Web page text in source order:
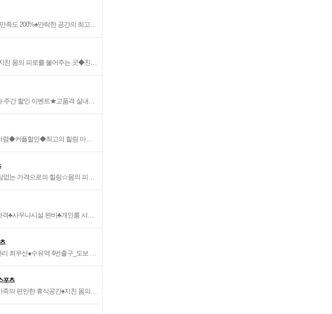
족도 200%♠안락한 공간의 최고의
친 몸의 피로를 불어주는 곳◆친절
간 할인 이벤트★고품격 실내공
◆커플할인◆최고의 힐링 마사
없는 가격으로의 힐링☆몸의 피로
♣사우나시설 완비♣개인룸 샤워
최우선●수유역 4번출구_도보 5
포츠
의 편안한 휴식공간♠지친 몸의